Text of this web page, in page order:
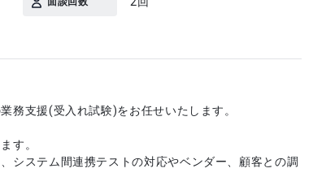
務支援(受入れ試験)をお任せいたします。
す。
システム間連携テストの対応やベンダー、顧客との調